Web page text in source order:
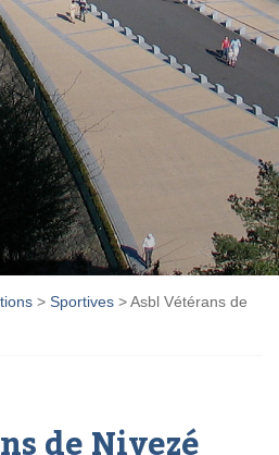
> Sportives >Asbl Vétérans de